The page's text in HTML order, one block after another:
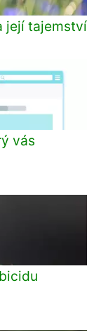
její tajemství
vás